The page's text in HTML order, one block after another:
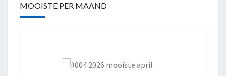
MOOISTE PER MAAND